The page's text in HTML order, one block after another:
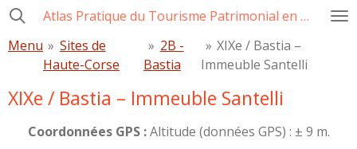
Passer
contenu
principal
Atlas Pratique du Tourisme Patrimonial en Corse
Menu » Sites de
Haute-Corse
» 2B -
Bastia
» XIXe / Bastia –
Immeuble Santelli
XIXe / Bastia – Immeuble Santelli
Coordonnées GPS :Altitude (données GPS) : ± 9 m.